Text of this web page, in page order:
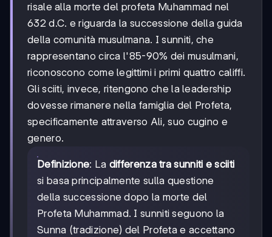
risale alla morte del profeta Muhammad nel
632 d.C. e riguarda la successione della guida
della comunità musulmana. I sunniti, che
rappresentano circa l'85-90% dei musulmani,
riconoscono come legittimi i primi quattro califfi.
Gli sciiti, invece, ritengono che la leadership
dovesse rimanere nella famiglia del Profeta,
specificamente attraverso Ali, suo cugino e
genero.
Definizione: La differenza tra sunniti e sciiti
si basa principalmente sulla questione
della successione dopo la morte del
Profeta Muhammad. I sunniti seguono la
Sunna (tradizione) del Profeta e accettano